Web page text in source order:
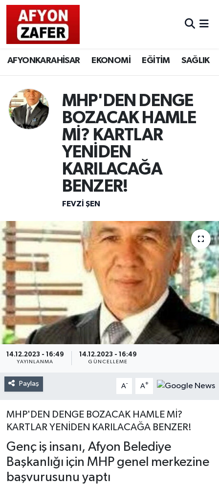
AFYONKARAHİSAR EKONOMİ EĞİTİM SAĞLIK
MHP'DEN DENGE
BOZACAK HAMLE
Mİ? KARTLAR
YENİDEN
KARILACAĞA
BENZER!
FEVZI ŞEN
14.12.2023 - 16:49
YAYINLANMA
14.12.2023 - 16:49
GÜNCELLEME
Paylaş A- A+
MHP'DEN DENGE BOZACAK HAMLE Mİ?
KARTLAR YENİDEN KARILACAĞA BENZER!
Genç iş insanı, Afyon Belediye
Başkanlığı için MHP genel merkezine
başvurusunu yaptı